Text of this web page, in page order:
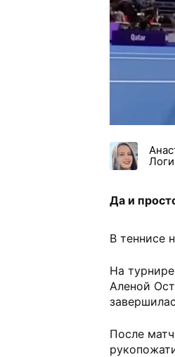
Да и
В теннисе
На
Аленой
После